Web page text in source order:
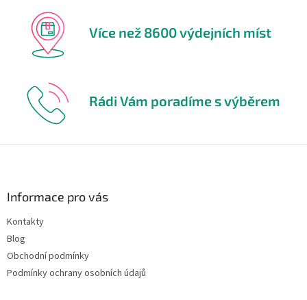
Více než 8600 výdejních míst
Rádi Vám poradíme s výběrem
Informace pro vás
Kontakty
Blog
Obchodní podmínky
Podmínky ochrany osobních údajů